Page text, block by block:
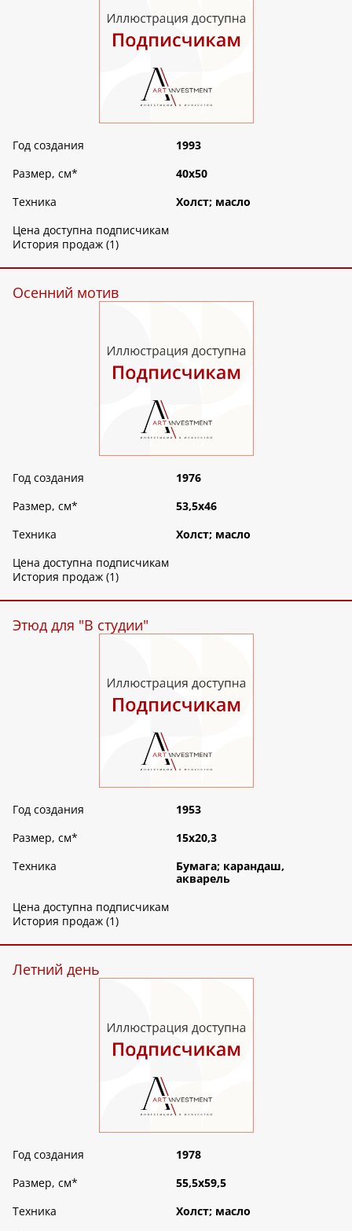
Год создания
1993
Размер, см*
40х50
Техника
Холст; масло
Цена доступна подписчикам
История продаж (1)
Осенний мотив
Год создания
1976
Размер, см*
53,5х46
Техника
Холст; масло
Цена доступна подписчикам
История продаж (1)
Этюд для "В студии"
Год создания
1953
Размер, см*
15х20,3
Техника
Бумага; карандаш,
акварель
Цена доступна подписчикам
История продаж (1)
Летний день
Год создания
1978
Размер, см*
55,5х59,5
Техника
Холст; масло